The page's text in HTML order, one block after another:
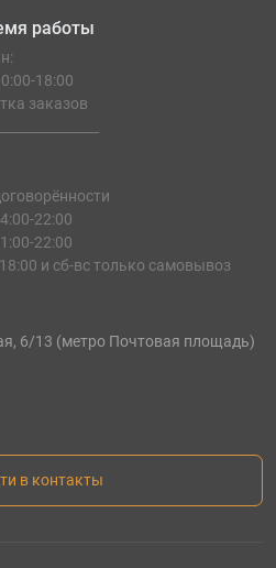
работы
18:00
заказов
22:00
22:00
и сб-вс только самовывоз
6/13 (метро Почтовая площадь)
в контакты